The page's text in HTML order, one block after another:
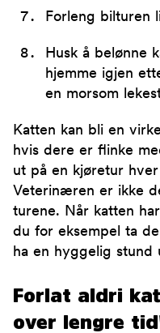
Forleng bilturen
Husk å belønne
hjemme igjen
en morsom
Katten kan bli en
hvis dere er flinke
ut på en kjøretur
Veterinæren er ikke
turene. Når katten
du for eksempel ta
ha en hyggelig stund
Forlat aldri
over lengre